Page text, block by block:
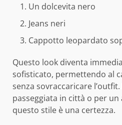
Un dolcevita nero
Jeans neri
Cappotto leopardato
Questo look diventa
sofisticato, permettendo al
senza sovraccaricare
passeggiata in città o per
questo stile è una certezza.